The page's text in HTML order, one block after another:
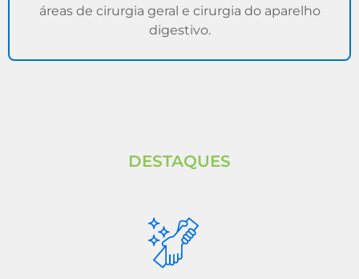
áreas de cirurgia geral e cirurgia do aparelho
digestivo.
DESTAQUES